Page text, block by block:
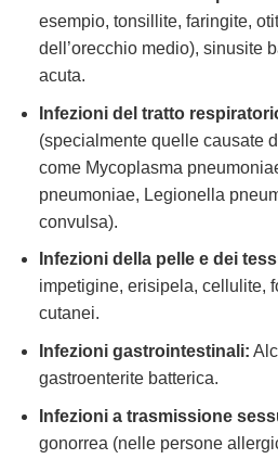
esempio, tonsillite, faringite,
dell’orecchio medio), sinusite
acuta.
Infezioni del tratto
(specialmente quelle causate
come Mycoplasma
pneumoniae, Legionella
convulsa).
Infezioni della pelle e dei
impetigine, erisipela, cellulite,
cutanei.
Infezioni gastrointestinali:
gastroenterite batterica.
Infezioni a trasmissione
gonorrea (nelle persone